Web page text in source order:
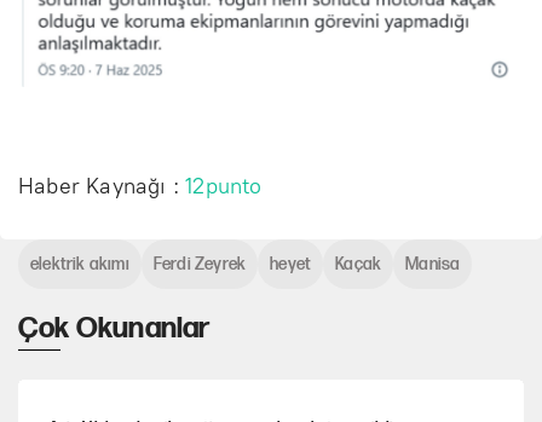
Haber Kaynağı :12punto
Çok Okunanlar
elektrik akımı Ferdi Zeyrek heyet Kaçak Manisa